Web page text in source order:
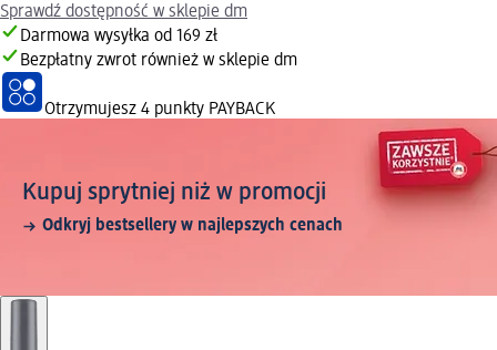
Sprawdź dostępność w sklepie dm
Darmowa wysyłka od 169 zł
Bezpłatny zwrot również w sklepie dm
Otrzymujesz 4 punkty PAYBACK
Kupuj sprytniej niż w promocji
Odkryj bestsellery w najlepszych cenach